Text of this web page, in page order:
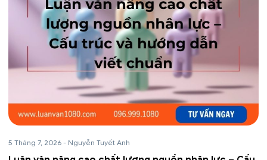
5 Tháng 7, 2026 - Nguyễn Tuyết Anh